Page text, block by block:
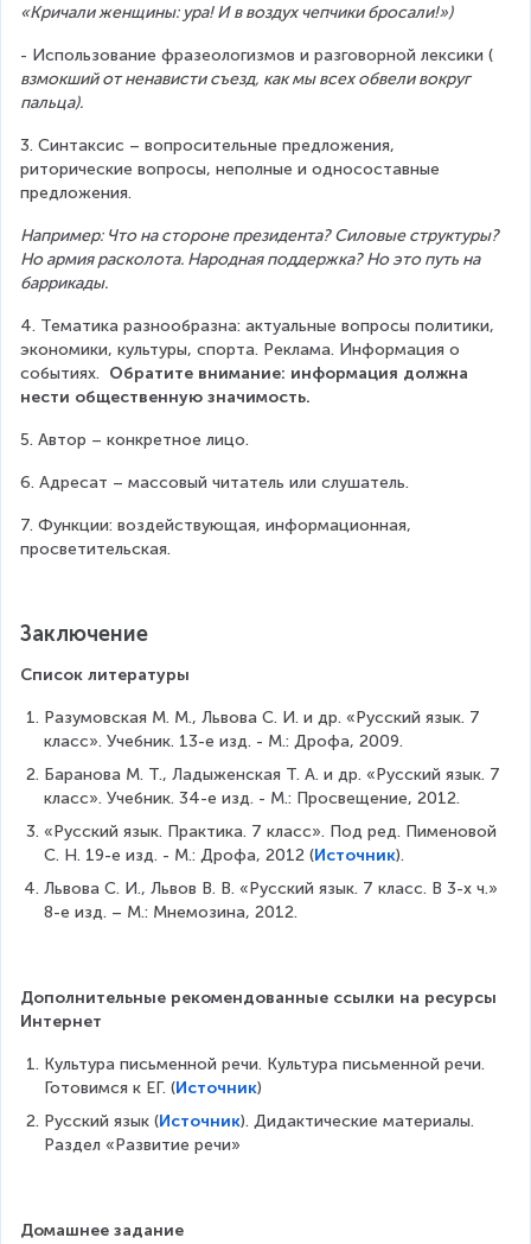
«Кричали женщины: ура! И в воздух чепчики бросали!»)
- Использование фразеологизмов и разговорной лексики (
взмокший от ненависти съезд, как мы всех обвели вокруг
пальца).
3. Синтаксис – вопросительные предложения,
риторические вопросы, неполные и односоставные
предложения.
Например: Что на стороне президента? Силовые структуры?
Но армия расколота. Народная поддержка? Но это путь на
баррикады.
4. Тематика разнообразна: актуальные вопросы политики,
экономики, культуры, спорта. Реклама. Информация о
событиях. Обратите внимание: информация должна
нести общественную значимость.
5. Автор – конкретное лицо.
6. Адресат – массовый читатель или слушатель.
7. Функции: воздействующая, информационная,
просветительская.
Заключение
Список литературы
Разумовская М. М., Львова С. И. и др. «Русский язык. 7
класс». Учебник. 13-е изд. - М.: Дрофа, 2009.
Баранова М. Т., Ладыженская Т. А. и др. «Русский язык. 7
класс». Учебник. 34-е изд. - М.: Просвещение, 2012.
«Русский язык. Практика. 7 класс». Под ред. Пименовой
С. Н. 19-е изд. - М.: Дрофа, 2012 (Источник).
Львова С. И., Львов В. В. «Русский язык. 7 класс. В 3-х ч.»
8-е изд. – М.: Мнемозина, 2012.
Дополнительные рекомендованные ссылки на ресурсы
Интернет
Культура письменной речи. Культура письменной речи.
Готовимся к ЕГ. (Источник)
Русский язык (Источник). Дидактические материалы.
Раздел «Развитие речи»
Домашнее задание